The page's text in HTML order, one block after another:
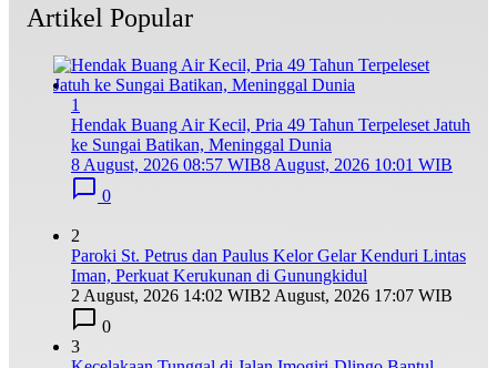
Artikel Popular
1
Hendak Buang Air Kecil, Pria 49 Tahun Terpeleset Jatuh
ke Sungai Batikan, Meninggal Dunia
8 August, 2026 08:57 WIB8 August, 2026 10:01 WIB
0
2
Paroki St. Petrus dan Paulus Kelor Gelar Kenduri Lintas
Iman, Perkuat Kerukunan di Gunungkidul
2 August, 2026 14:02 WIB2 August, 2026 17:07 WIB
0
3